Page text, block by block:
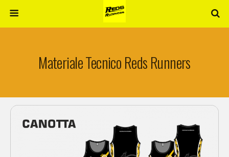
Materiale Tecnico Reds Runners